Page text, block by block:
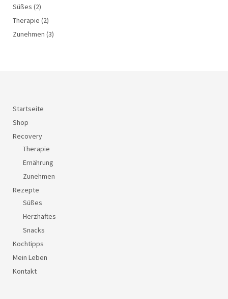
Süßes (2)
Therapie (2)
Zunehmen (3)
Startseite
Shop
Recovery
Therapie
Ernährung
Zunehmen
Rezepte
Süßes
Herzhaftes
Snacks
Kochtipps
Mein Leben
Kontakt